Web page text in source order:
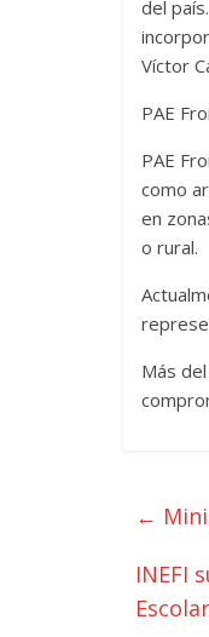
del
Víctor
PAE
PAE
como
en
o rural.
Más
←
INEFI